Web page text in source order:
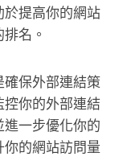
於提高你的網站
名。
確保外部連結策
控你的外部連結
一步優化你的
的網站訪問量